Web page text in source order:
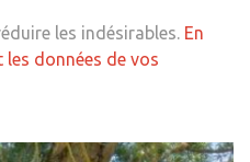
les indésirables. En
données de vos